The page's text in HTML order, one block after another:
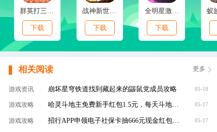
群英打三国(0.1春节特别版)
下载
战神新世纪(免赞沉默开荒)
下载
全明星激斗(内置0.1折新春版)
下载
相关阅读 更多
游戏资讯 崩坏星穹铁道找到藏起来的鼹鼠党成员攻略 05-18
游戏攻略 哈灵斗地主免费新手红包1.5元，每天斗地主领元 05-17
游戏攻略 招行APP申领电子社保卡抽666元现金红包，100%有礼 05-17